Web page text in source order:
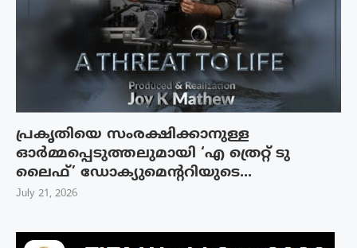
പ്രകൃതിയെ സംരക്ഷിക്കാനുള്ള
ഓർമ്മപ്പെടുത്തലുമായി ‘എ ത്രെറ്റ് ടു
ലൈഫ്’ ഡോക്യുമെന്ററിയുടെ...
July 21, 2026